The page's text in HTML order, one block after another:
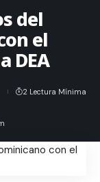
del
el
DEA
2 Lectura Mínima